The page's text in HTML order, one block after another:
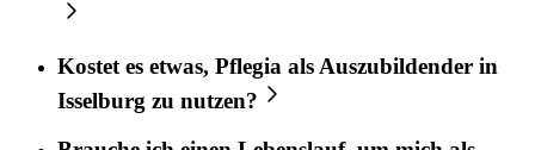
Kostet es etwas, Pflegia als Auszubildender in
Isselburg zu nutzen?